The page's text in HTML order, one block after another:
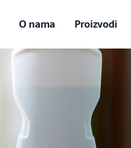
O nama Proizvodi